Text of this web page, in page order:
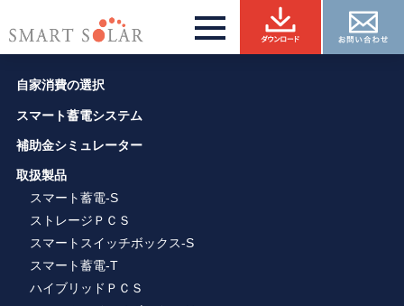
自家消費の選択
スマート蓄電システム
補助金シミュレーター
取扱製品
スマート蓄電-S
ストレージＰＣＳ
スマートスイッチボックス-S
スマート蓄電-T
ハイブリッドＰＣＳ